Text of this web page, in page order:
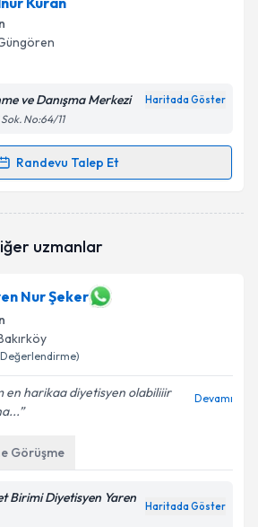
ve Danışma Merkezi Haritada Göster
No:64/11
Randevu Talep Et
Talebi
uzmandan randevu almanız için bir
işlenmesine ilişkinAydınlatma
ve kişisel verilerimin belirtilen
uzmanlar
Nur Şeker
Değerlendirme)
en harikaa diyetisyen olabiliiir
Devamı
Görüşme
Birimi Diyetisyen Yaren
Haritada Göster